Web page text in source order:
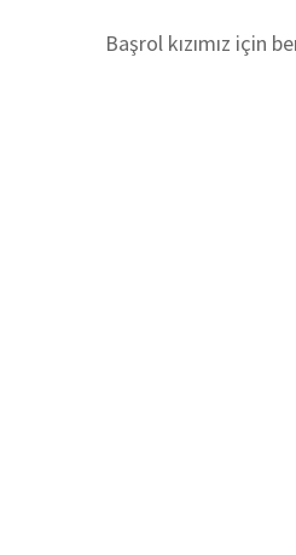
Başrol kızımız için